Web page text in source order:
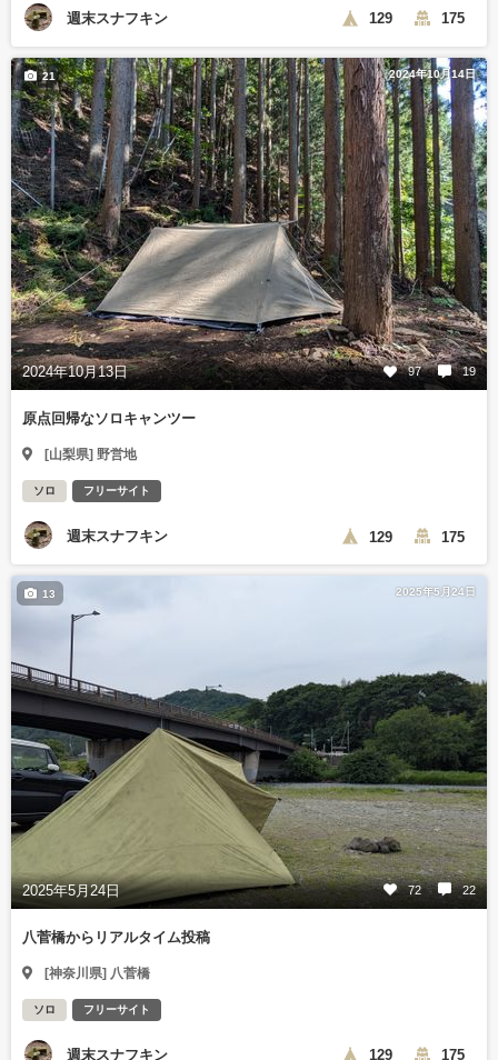
週末スナフキン 129 175
2024年10月14日
2024年10月13日 97 19
21
原点回帰なソロキャンツー
[山梨県] 野営地
ソロ フリーサイト
週末スナフキン 129 175
2025年5月24日
2025年5月24日 72 22
13
八菅橋からリアルタイム投稿
[神奈川県] 八菅橋
ソロ フリーサイト
週末スナフキン 129 175